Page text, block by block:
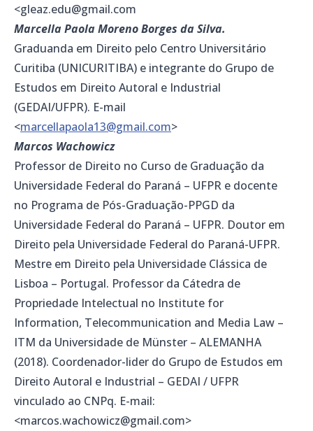
<gleaz.edu@gmail.com
Marcella Paola Moreno Borges da Silva.
Graduanda em Direito pelo Centro Universitário
Curitiba (UNICURITIBA) e integrante do Grupo de
Estudos em Direito Autoral e Industrial
(GEDAI/UFPR). E-mail
<marcellapaola13@gmail.com>
Marcos Wachowicz
Professor de Direito no Curso de Graduação da
Universidade Federal do Paraná – UFPR e docente
no Programa de Pós-Graduação-PPGD da
Universidade Federal do Paraná – UFPR. Doutor em
Direito pela Universidade Federal do Paraná-UFPR.
Mestre em Direito pela Universidade Clássica de
Lisboa – Portugal. Professor da Cátedra de
Propriedade Intelectual no Institute for
Information, Telecommunication and Media Law –
ITM da Universidade de Münster – ALEMANHA
(2018). Coordenador-lider do Grupo de Estudos em
Direito Autoral e Industrial – GEDAI / UFPR
vinculado ao CNPq. E-mail:
<marcos.wachowicz@gmail.com>